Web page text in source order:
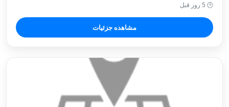
🕒 5 روز قبل
مشاهده جزئیات